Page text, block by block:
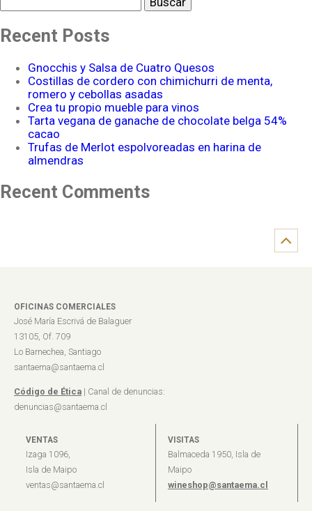
Recent Posts
Gnocchis y Salsa de Cuatro Quesos
Costillas de cordero con chimichurri de menta,
romero y cebollas asadas
Crea tu propio mueble para vinos
Tarta vegana de ganache de chocolate belga 54%
cacao
Trufas de Merlot espolvoreadas en harina de
almendras
Recent Comments
OFICINAS COMERCIALES
José María Escrivá de Balaguer
13105, Of. 709
Lo Barnechea, Santiago
santaema@santaema.cl
Código de Ética | Canal de denuncias:
denuncias@santaema.cl
VENTAS
Izaga 1096,
Isla de Maipo
ventas@santaema.cl
VISITAS
Balmaceda 1950, Isla de
Maipo
wineshop@santaema.cl